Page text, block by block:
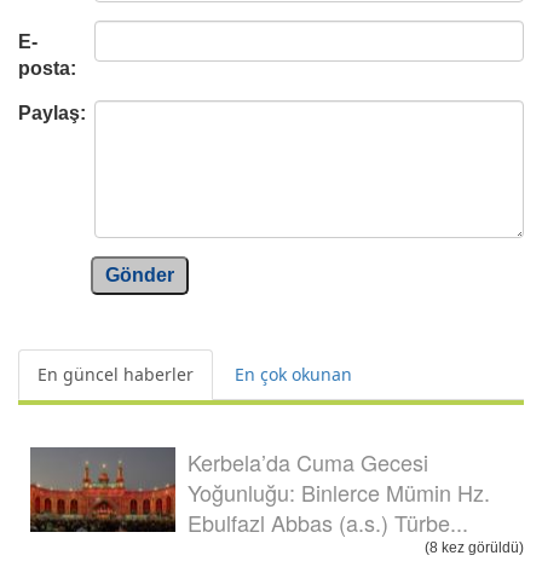
E-
posta:
Paylaş:
Gönder
En güncel haberler En çok okunan
Kerbela’da Cuma Gecesi
Yoğunluğu: Binlerce Mümin Hz.
Ebulfazl Abbas (a.s.) Türbe...
(8 kez görüldü)